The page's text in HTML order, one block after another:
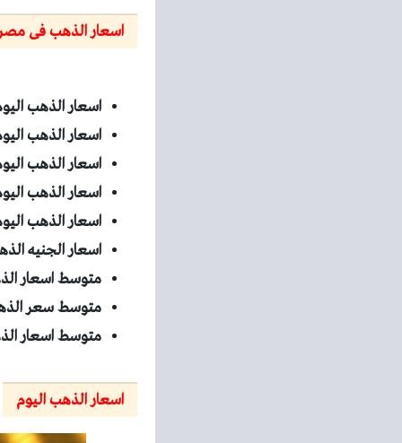
اسعار الذهب فى مصر
اسعار الذهب
اسعار الذهب
اسعار الذهب
اسعار الذهب
اسعار الذهب
اسعار الجنيه
متوسط اسعار
متوسط سعر
متوسط اسعار
اسعار الذهب اليوم